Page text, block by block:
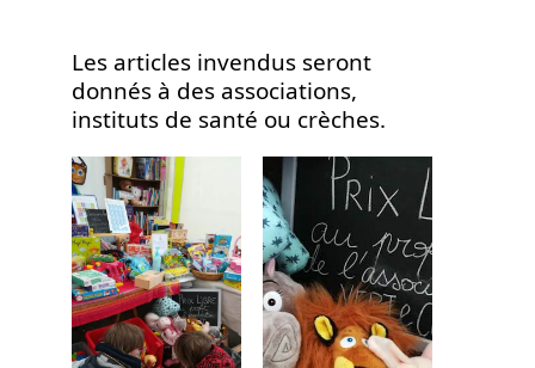
Les articles invendus seront
donnés à des associations,
instituts de santé ou crèches.